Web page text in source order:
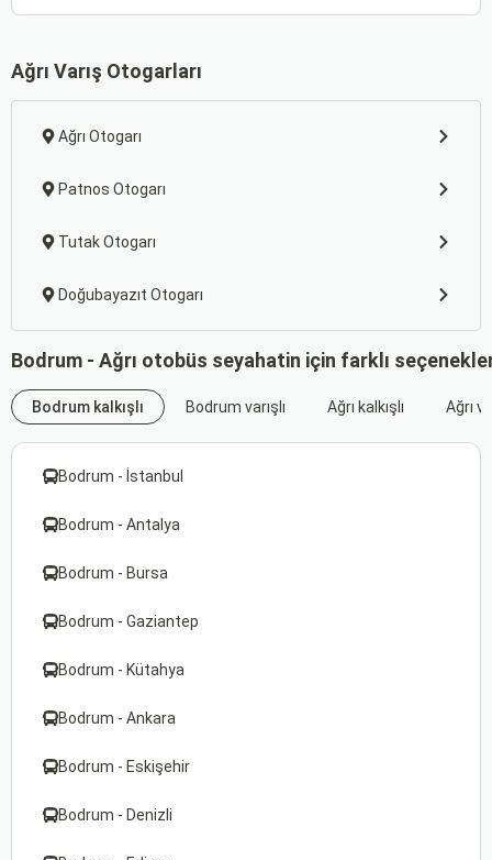
Ağrı Varış Otogarları
Ağrı Otogarı
Patnos Otogarı
Tutak Otogarı
Doğubayazıt Otogarı
Bodrum - Ağrı otobüs seyahatin için farklı
Bodrum kalkışlı Bodrum varışlı Ağrı kalkışlı Ağrı
Bodrum - İstanbul
Bodrum - Antalya
Bodrum - Bursa
Bodrum - Gaziantep
Bodrum - Kütahya
Bodrum - Ankara
Bodrum - Eskişehir
Bodrum - Denizli